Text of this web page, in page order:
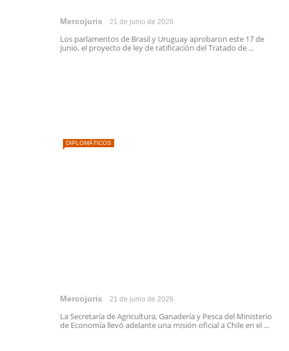
Mercojuris 21 de junio de 2026
Los parlamentos de Brasil y Uruguay aprobaron este 17 de
junio, el proyecto de ley de ratificación del Tratado de ...
DIPLOMÁTICOS
Mercojuris 21 de junio de 2026
La Secretaría de Agricultura, Ganadería y Pesca del Ministerio
de Economía llevó adelante una misión oficial a Chile en el ...